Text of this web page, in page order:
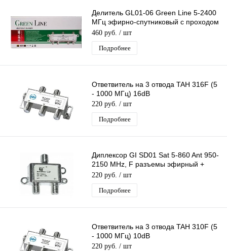
Делитель GL01-06 Green Line 5-2400
МГц эфирно-спутниковый с проходом
питания 1х6
460 руб. / шт
Подробнее
Ответвитель на 3 отвода TAH 316F (5
- 1000 МГц) 16dB
220 руб. / шт
Подробнее
Диплексор GI SD01 Sat 5-860 Ant 950-
2150 MHz, F разъемы эфирный +
спутниковый с проходом питания 2х1
220 руб. / шт
Подробнее
Ответвитель на 3 отвода TAH 310F (5
- 1000 МГц) 10dB
220 руб. / шт